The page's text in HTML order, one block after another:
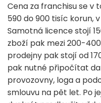
Cena za franchisu se v
590 do 900 tisíc korun,
Samotná licence stojí
zboží pak mezi 200-
prodejny pak stojí od
pak nutné připočítat
provozovny, loga a
smlouvu na pět let. Po